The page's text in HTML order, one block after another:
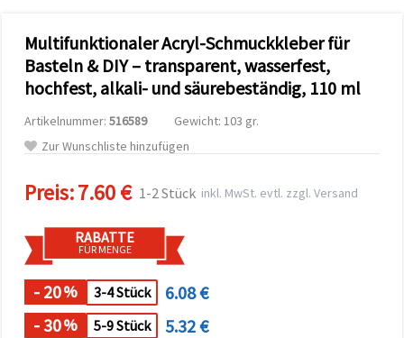
unserer
Partner für
Analyse
Marketing.
Sie können
Cookies
oder Ihre
Auswahl in
Einstellungen
individuell
festlegen.
Ihre
Einwilligung
können Sie
jederzeit
Multifunktionaler Acryl-Schmuckkleber für
Basteln & DIY – transparent, wasserfest,
hochfest, alkali- und säurebeständig, 110 ml
Artikelnummer: 516589
Gewicht: 103 gr.
Zur Wunschliste hinzufügen
Preis:7.60 € 1-2 Stück inkl. MwSt. evtl. zzgl. Versand
RABATTE
FÜR MENGE
- 20% 3-4 Stück
6.08 €
- 30% 5-9 Stück
5.32 €